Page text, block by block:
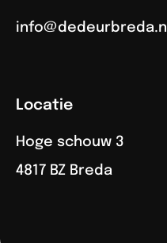
info@dedeurbreda.nl
Locatie
Hoge schouw 3
4817 BZ Breda